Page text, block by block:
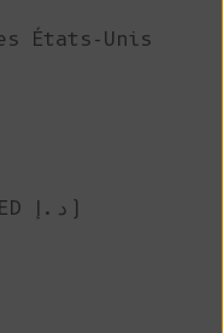
États-Unis
Émirats arabes unis (AED د.إ)